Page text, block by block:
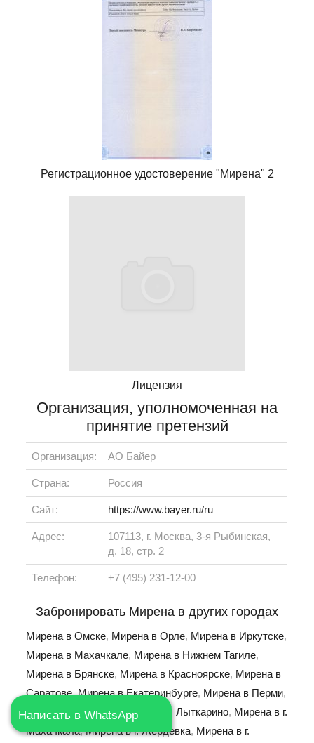
Регистрационное удостоверение "Мирена" 2
Лицензия
Организация, уполномоченная на
принятие претензий
Организация: АО Байер
Страна: Россия
Сайт: https://www.bayer.ru/ru
Адрес:
107113, г. Москва, 3-я Рыбинская,
д. 18, стр. 2
Телефон: +7 (495) 231-12-00
Забронировать Мирена в других городах
Мирена в Омске, Мирена в Орле, Мирена в Иркутске,
Мирена в Махачкале, Мирена в Нижнем Тагиле,
Мирена в Брянске, Мирена в Красноярске, Мирена в
Саратове,Мирена в Екатеринбурге, Мирена в Перми,
Мирена в г. Кимры,Мирена в г. Лыткарино, Мирена в г.
Махачкала,Мирена в г. Жердевка, Мирена в г.
Написать в WhatsApp